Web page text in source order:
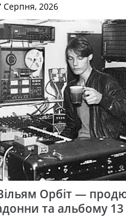
Серпня, 2026
Орбіт —
та альбому 13